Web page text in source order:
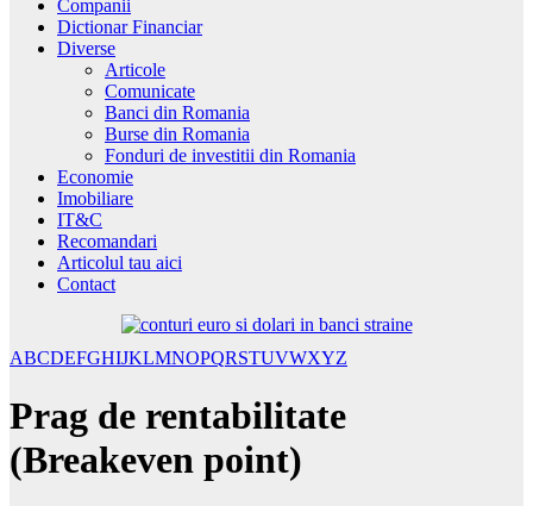
Companii
Dictionar Financiar
Diverse
Articole
Comunicate
Banci din Romania
Burse din Romania
Fonduri de investitii din Romania
Economie
Imobiliare
IT&C
Recomandari
Articolul tau aici
Contact
ABCDEFGHIJKLMNOPQRSTUVWXYZ
Prag de rentabilitate
(Breakeven point)